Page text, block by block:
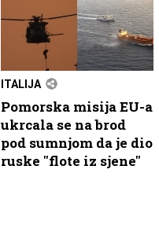
ITALIJA
Pomorska misija EU-a
ukrcala se na brod
pod sumnjom da je dio
ruske "flote iz sjene"